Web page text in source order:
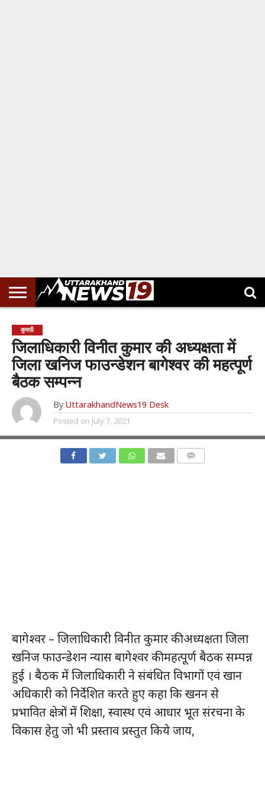
कुमाऊँ
जिलाधिकारी विनीत कुमार की अध्यक्षता में
जिला खनिज फाउन्डेशन बागेश्वर की महत्पूर्ण
बैठक सम्पन्न
By UttarakhandNews19 Desk
Posted on July 7, 2021
बागेश्वर – जिलाधिकारी विनीत कुमार की अध्यक्षता जिला
खनिज फाउन्डेशन न्यास बागेश्वर की महत्पूर्ण बैठक सम्पन्न
हुई । बैठक में जिलाधिकारी ने संबंधित विभागों एवं खान
अधिकारी को निर्देशित करते हुए कहा कि खनन से
प्रभावित क्षेत्रों में शिक्षा, स्वास्थ एवं आधार भूत संरचना के
विकास हेतु जो भी प्रस्ताव प्रस्तुत किये जाय,